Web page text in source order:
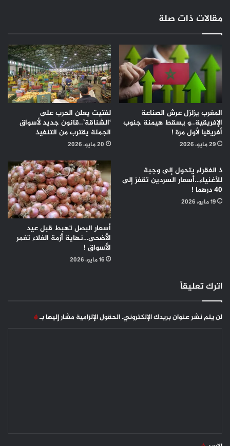
مقالات ذات صلة
المغرب يزلزل عرش الصناعة
الإفريقية..و يسقط هيمنة جنوب
أفريقيا لأول مرة !
29 مايو، 2026
لفتيت يعلن الحرب على
‘الشناقة’..قانون جديد لأسواق
الجملة يقترب من التنفيذ
20 مايو، 2026
ذ الفقراء يتحول إلى وجبة
للأغنياء…أسعار السردين تقفز إلى
40 درهما !
19 مايو، 2026
أسعار البصل تهبط قبل عيد
الأضحى…نهاية أزمة الغلاء تغمر
الأسواق !
16 مايو، 2026
اترك تعليقاً
لن يتم نشر عنوان بريدك الإلكتروني.الحقول الإلزامية مشار إليها بـ*
*